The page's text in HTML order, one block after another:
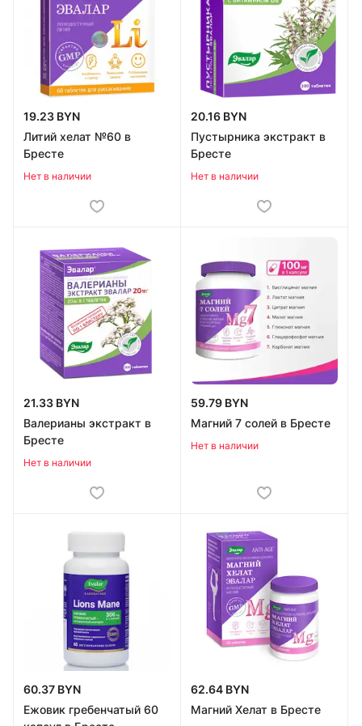
19.23 BYN
Литий хелат №60 в
Бресте
Нет в наличии
20.16 BYN
Пустырника экстракт в
Бресте
Нет в наличии
21.33 BYN
Валерианы экстракт в
Бресте
Нет в наличии
59.79 BYN
Магний 7 солей в Бресте
Нет в наличии
60.37 BYN
Ежовик гре­бен­ча­тый 60
62.64 BYN
Магний Хелат в Бресте